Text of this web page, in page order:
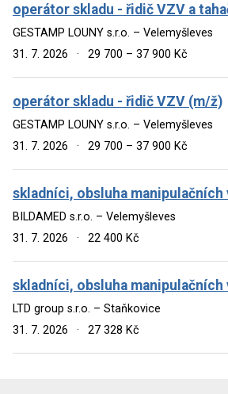
operátor skladu - řidič VZV a
GESTAMP LOUNY s.r.o. – Velemyšleves
31. 7. 2026
· 29 700 – 37 900 Kč
operátor skladu - řidič VZV (m/ž)
GESTAMP LOUNY s.r.o. – Velemyšleves
31. 7. 2026
· 29 700 – 37 900 Kč
skladníci, obsluha
BILDAMED s.r.o. – Velemyšleves
31. 7. 2026
· 22 400 Kč
skladníci, obsluha
LTD group s.r.o. – Staňkovice
31. 7. 2026
· 27 328 Kč